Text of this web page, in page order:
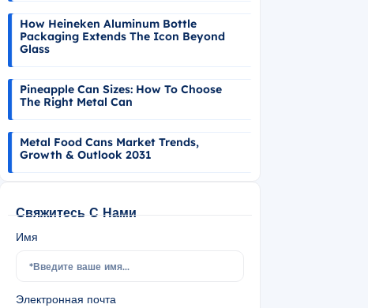
How Heineken Aluminum Bottle
Packaging Extends The Icon Beyond
Glass
Pineapple Can Sizes: How To Choose
The Right Metal Can
Metal Food Cans Market Trends,
Growth & Outlook 2031
Свяжитесь С Нами
Имя
Электронная почта